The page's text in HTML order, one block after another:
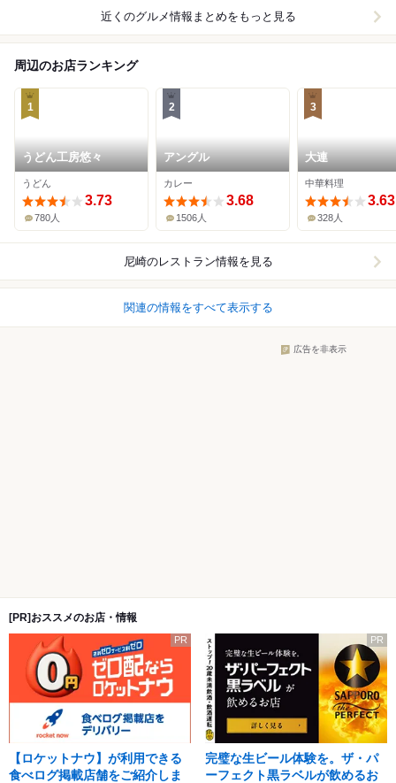
近くのグルメ情報まとめをもっと見る
周辺のお店ランキング
1
うどん工房悠々
うどん
3.73
780人
2
アングル
カレー
3.68
1506人
3
大連
中華料理
3.63
328人
尼崎のレストラン情報を見る
関連の情報をすべて表示する
広告を非表示
[PR]おススメのお店・情報
PR
【ロケットナウ】が利用できる
食べログ掲載店舗をご紹介しま
PR
完璧な生ビール体験を。ザ・パ
ーフェクト黒ラベルが飲めるお